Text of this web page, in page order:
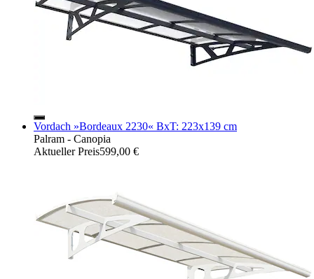
Vordach »Bordeaux 2230« BxT: 223x139 cm
Palram - Canopia
Aktueller Preis599,00 €